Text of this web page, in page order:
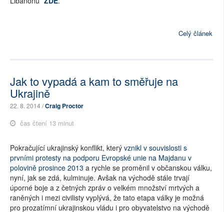
Celý článek
Jak to vypadá a kam to směřuje na
Ukrajině
22. 8. 2014 /Craig Proctor
čas čtení 13 minut
Pokračující ukrajinský konflikt, který vznikl v souvislosti s
prvními protesty na podporu Evropské unie na Majdanu v
polovině prosince 2013 a rychle se proměnil v občanskou válku,
nyní, jak se zdá, kulminuje. Avšak na východě stále trvají
úporné boje a z četných zpráv o velkém množství mrtvých a
raněných i mezi civilisty vyplývá, že tato etapa války je možná
pro prozatímní ukrajinskou vládu i pro obyvatelstvo na východě